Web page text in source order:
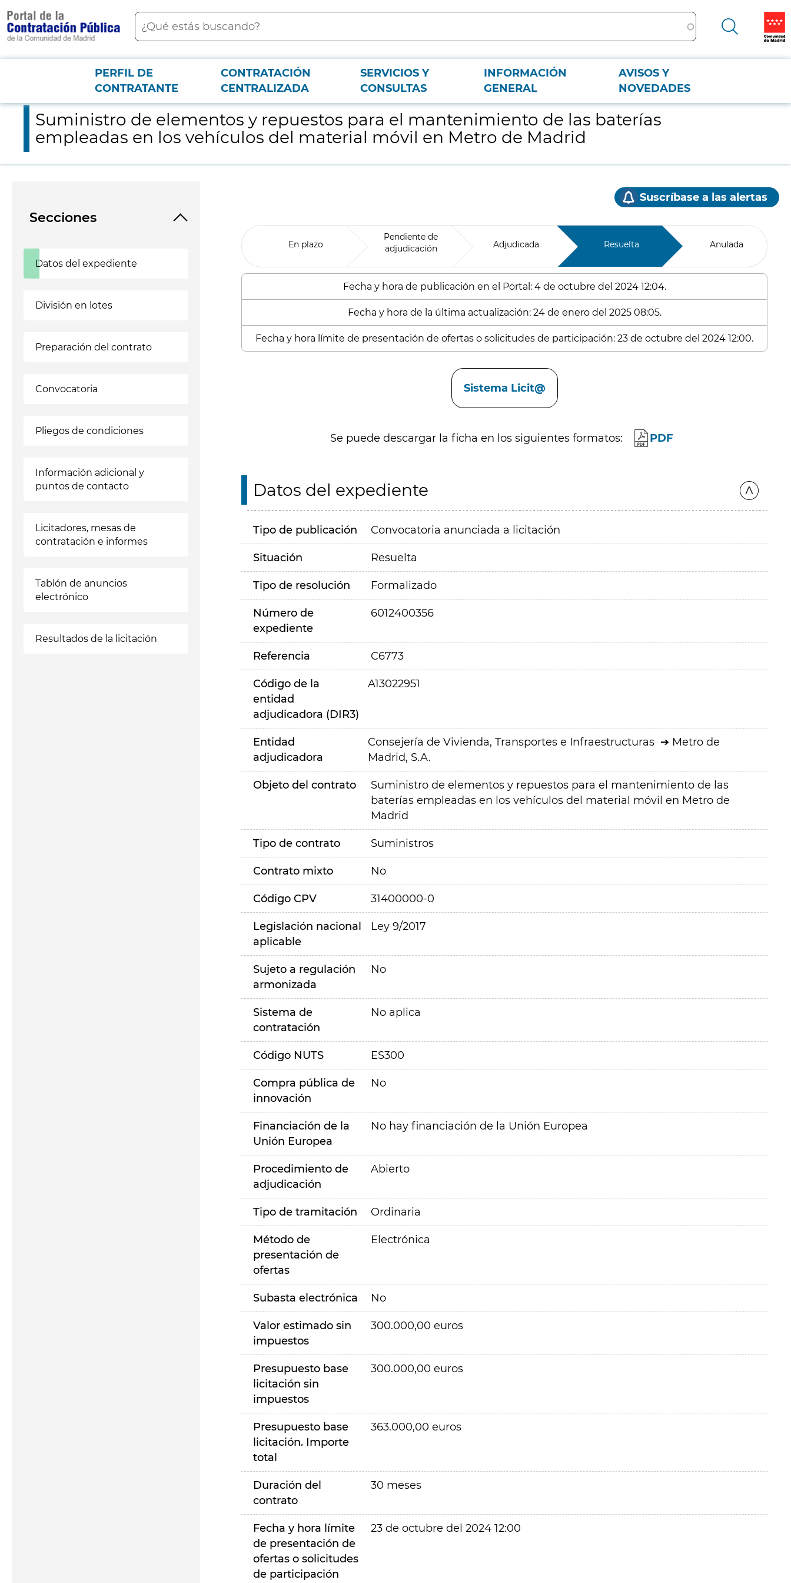
contenido
principal
Buscar
Menú PCON
PERFIL DE
CONTRATANTE
CONTRATACIÓN
CENTRALIZADA
SERVICIOS Y
CONSULTAS
INFORMACIÓN
GENERAL
AVISOS Y
NOVEDADES
Suministro de elementos y repuestos para el mantenimiento de las baterías empleadas en los vehículos del material móvil en Metro de Madrid
Suministro de elementos y repuestos para el mantenimiento de las baterías
empleadas en los vehículos del material móvil en Metro de Madrid
Secciones
Datos del expediente
División en lotes
Preparación del contrato
Convocatoria
Pliegos de condiciones
Información adicional y
puntos de contacto
Licitadores, mesas de
contratación e informes
Tablón de anuncios
electrónico
Resultados de la licitación
Suscríbase a las alertas
En plazo
Pendiente de
adjudicación
Adjudicada Resuelta Anulada
Fecha y hora de publicación en el Portal: 4 de octubre del 2024 12:04.
Fecha y hora de la última actualización: 24 de enero del 2025 08:05.
Fecha y hora límite de presentación de ofertas o solicitudes de participación: 23 de octubre del 2024 12:00.
Sistema Licit@
Se puede descargar la ficha en los siguientes formatos: PDF
Datos del expediente
Tipo de publicación Convocatoria anunciada a licitación
Situación Resuelta
Tipo de resolución Formalizado
Número de
expediente
6012400356
Referencia C6773
Código de la
entidad
adjudicadora (DIR3)
A13022951
Entidad
adjudicadora
Consejería de Vivienda, Transportes e Infraestructuras
Metro de
Madrid, S.A.
Objeto del contrato
Suministro de elementos y repuestos para el mantenimiento de las
baterías empleadas en los vehículos del material móvil en Metro de
Madrid
Tipo de contrato Suministros
Contrato mixto No
Código CPV 31400000-0
Legislación nacional
aplicable
Ley 9/2017
Sujeto a regulación
armonizada
No
Sistema de
contratación
No aplica
Código NUTS ES300
Compra pública de
innovación
No
Financiación de la
Unión Europea
No hay financiación de la Unión Europea
Procedimiento de
adjudicación
Abierto
Tipo de tramitación Ordinaria
Método de
presentación de
ofertas
Electrónica
Subasta electrónica No
Valor estimado sin
impuestos
300.000,00 euros
Presupuesto base
licitación sin
impuestos
300.000,00 euros
Presupuesto base
licitación. Importe
total
363.000,00 euros
Duración del
contrato
30 meses
Fecha y hora límite
de presentación de
ofertas o solicitudes
de participación
23 de octubre del 2024 12:00